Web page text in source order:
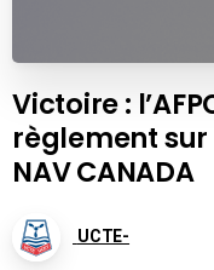
Victoire :
règlement
NAV CANADA
UCTE-